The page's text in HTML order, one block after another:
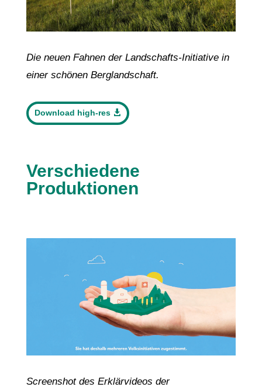
Die neuen Fahnen der Landschafts-Initiative in
einer schönen Berglandschaft.
Download high-res
Verschiedene
Produktionen
Screenshot des Erklärvideos der